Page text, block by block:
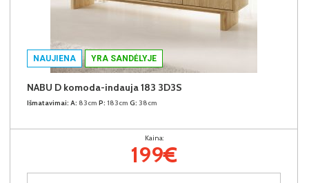
NAUJIENA YRA SANDĖLYJE
NABU D komoda-indauja 183 3D3S
Išmatavimai: A: 83cm P: 183cm G: 38cm
Kaina:
199€